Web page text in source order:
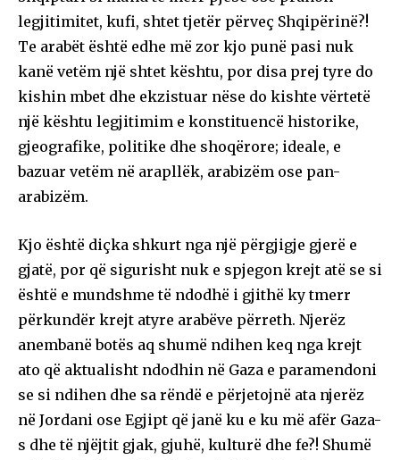
legjitimitet, kufi, shtet tjetër përveç Shqipërinë?!
Te arabët është edhe më zor kjo punë pasi nuk
kanë vetëm një shtet kështu, por disa prej tyre do
kishin mbet dhe ekzistuar nëse do kishte vërtetë
një kështu legjitimim e konstituencë historike,
gjeografike, politike dhe shoqërore; ideale, e
bazuar vetëm në arapllëk, arabizëm ose pan-
arabizëm.
Kjo është diçka shkurt nga një përgjigje gjerë e
gjatë, por që sigurisht nuk e spjegon krejt atë se si
është e mundshme të ndodhë i gjithë ky tmerr
përkundër krejt atyre arabëve përreth. Njerëz
anembanë botës aq shumë ndihen keq nga krejt
ato që aktualisht ndodhin në Gaza e paramendoni
se si ndihen dhe sa rëndë e përjetojnë ata njerëz
në Jordani ose Egjipt që janë ku e ku më afër Gaza-
s dhe të njëjtit gjak, gjuhë, kulturë dhe fe?! Shumë